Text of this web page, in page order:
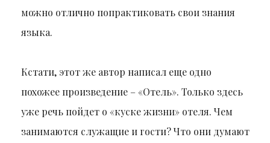
можно отлично попрактиковать свои знания
языка.
Кстати, этот же автор написал еще одно
похожее произведение – «Отель». Только здесь
уже речь пойдет о «куске жизни» отеля. Чем
занимаются служащие и гости? Что они думают